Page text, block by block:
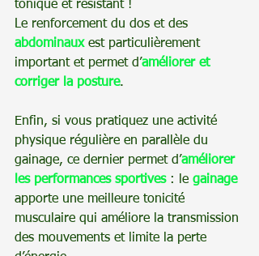
tonique et résistant !
Le renforcement du dos et des
abdominaux est particulièrement
important et permet d’améliorer et
corriger la posture.
Enfin, si vous pratiquez une activité
physique régulière en parallèle du
gainage, ce dernier permet d’améliorer
les performances sportives : le gainage
apporte une meilleure tonicité
musculaire qui améliore la transmission
des mouvements et limite la perte